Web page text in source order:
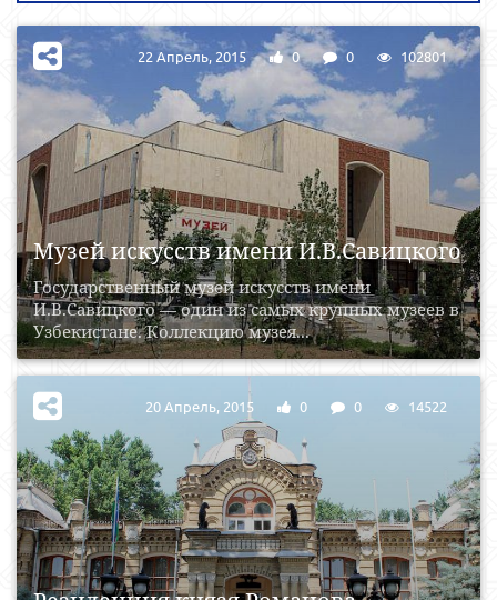
Музей искусств имени И.В.Савицкого
Государственный музей искусств имени
И.В.Савицкого — один из самых крупных музеев в
Узбекистане. Коллекцию музея...
22 Апрель, 2015 0 0 102801
20 Апрель, 2015 0 0 14522